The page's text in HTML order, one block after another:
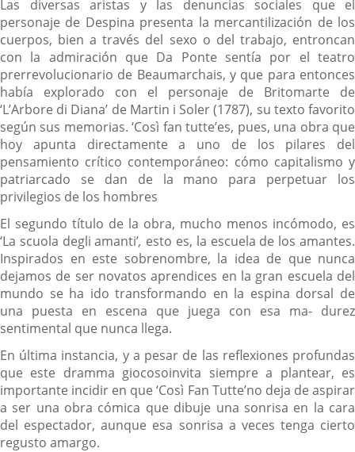
Las diversas aristas y las denuncias sociales que el
personaje de Despina presenta la mercantilización de los
cuerpos, bien a través del sexo o del trabajo, entroncan
con la admiración que Da Ponte sentía por el teatro
prerrevolucionario de Beaumarchais, y que para entonces
había explorado con el personaje de Britomarte de
‘L’Arbore di Diana’ de Martin i Soler (1787), su texto favorito
según sus memorias. ‘Così fan tutte’es, pues, una obra que
hoy apunta directamente a uno de los pilares del
pensamiento crítico contemporáneo: cómo capitalismo y
patriarcado se dan de la mano para perpetuar los
privilegios de los hombres
El segundo título de la obra, mucho menos incómodo, es
‘La scuola degli amanti’, esto es, la escuela de los amantes.
Inspirados en este sobrenombre, la idea de que nunca
dejamos de ser novatos aprendices en la gran escuela del
mundo se ha ido transformando en la espina dorsal de
una puesta en escena que juega con esa ma- durez
sentimental que nunca llega.
En última instancia, y a pesar de las reflexiones profundas
que este dramma giocosoinvita siempre a plantear, es
importante incidir en que ‘Così Fan Tutte’no deja de aspirar
a ser una obra cómica que dibuje una sonrisa en la cara
del espectador, aunque esa sonrisa a veces tenga cierto
regusto amargo.